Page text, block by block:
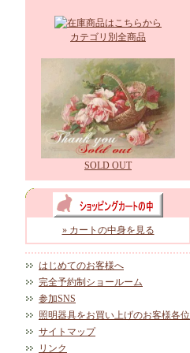
カテゴリ別全商品
SOLD OUT
» カートの中身を見る
はじめてのお客様へ
完全予約制ショールーム
参加SNS
照明器具をお買い上げのお客様各位
サイトマップ
リンク